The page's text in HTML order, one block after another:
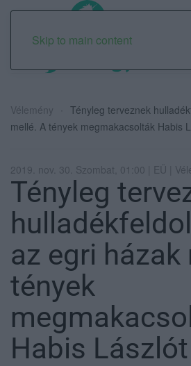
Skip to main content
Vélemény
Tényleg terveznek
mellé. A tények megmakacsolták Habis
2019. nov. 30. Szombat, 01:00 | EÜ |
Tényleg
az egri házak
tények
Habis Lászlót